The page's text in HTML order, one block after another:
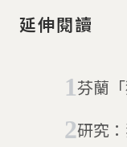
延伸閱讀
芬蘭
研究